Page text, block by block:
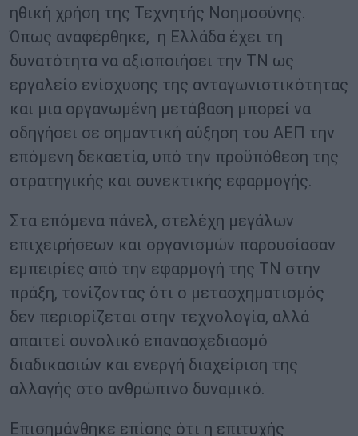
ηθική χρήση της Τεχνητής Νοημοσύνης.
Όπως αναφέρθηκε, η Ελλάδα έχει τη
δυνατότητα να αξιοποιήσει την ΤΝ ως
εργαλείο ενίσχυσης της ανταγωνιστικότητας
και μια οργανωμένη μετάβαση μπορεί να
οδηγήσει σε σημαντική αύξηση του ΑΕΠ την
επόμενη δεκαετία, υπό την προϋπόθεση της
στρατηγικής και συνεκτικής εφαρμογής.
Στα επόμενα πάνελ, στελέχη μεγάλων
επιχειρήσεων και οργανισμών παρουσίασαν
εμπειρίες από την εφαρμογή της ΤΝ στην
πράξη, τονίζοντας ότι ο μετασχηματισμός
δεν περιορίζεται στην τεχνολογία, αλλά
απαιτεί συνολικό επανασχεδιασμό
διαδικασιών και ενεργή διαχείριση της
αλλαγής στο ανθρώπινο δυναμικό.
Επισημάνθηκε επίσης ότι η επιτυχής